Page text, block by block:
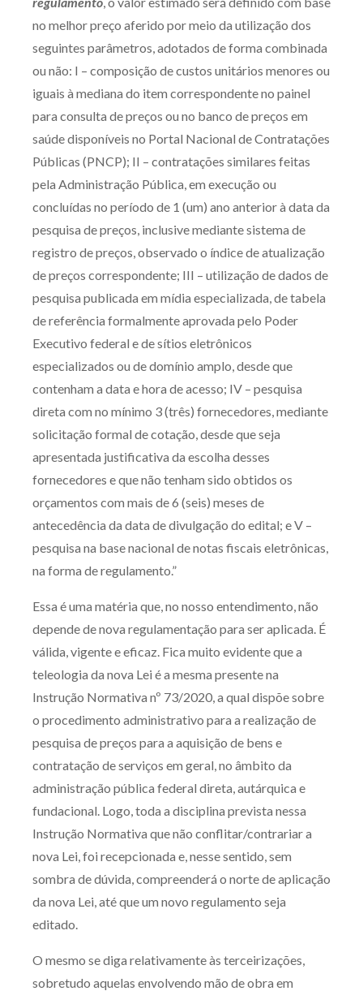
no melhor preço aferido por meio da utilização dos
seguintes parâmetros, adotados de forma combinada
ou não: I – composição de custos unitários menores ou
iguais à mediana do item correspondente no painel
para consulta de preços ou no banco de preços em
saúde disponíveis no Portal Nacional de Contratações
Públicas (PNCP); II – contratações similares feitas
pela Administração Pública, em execução ou
concluídas no período de 1 (um) ano anterior à data da
pesquisa de preços, inclusive mediante sistema de
registro de preços, observado o índice de atualização
de preços correspondente; III – utilização de dados de
pesquisa publicada em mídia especializada, de tabela
de referência formalmente aprovada pelo Poder
Executivo federal e de sítios eletrônicos
especializados ou de domínio amplo, desde que
contenham a data e hora de acesso; IV – pesquisa
direta com no mínimo 3 (três) fornecedores, mediante
solicitação formal de cotação, desde que seja
apresentada justificativa da escolha desses
fornecedores e que não tenham sido obtidos os
orçamentos com mais de 6 (seis) meses de
antecedência da data de divulgação do edital; e V –
pesquisa na base nacional de notas fiscais eletrônicas,
na forma de regulamento.”
Essa é uma matéria que, no nosso entendimento, não
depende de nova regulamentação para ser aplicada. É
válida, vigente e eficaz. Fica muito evidente que a
teleologia da nova Lei é a mesma presente na
Instrução Normativa nº 73/2020, a qual dispõe sobre
o procedimento administrativo para a realização de
pesquisa de preços para a aquisição de bens e
contratação de serviços em geral, no âmbito da
administração pública federal direta, autárquica e
fundacional. Logo, toda a disciplina prevista nessa
Instrução Normativa que não conflitar/contrariar a
nova Lei, foi recepcionada e, nesse sentido, sem
sombra de dúvida, compreenderá o norte de aplicação
da nova Lei, até que um novo regulamento seja
editado.
O mesmo se diga relativamente às terceirizações,
sobretudo aquelas envolvendo mão de obra em